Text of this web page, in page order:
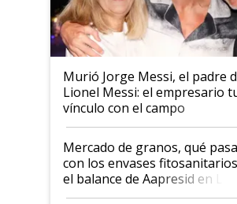
Murió Jorge Messi, el padre
Lionel Messi: el empresario
vínculo con el campo
Mercado de granos, qué pasa
con los envases
el balance de Aapresid en La
Posta